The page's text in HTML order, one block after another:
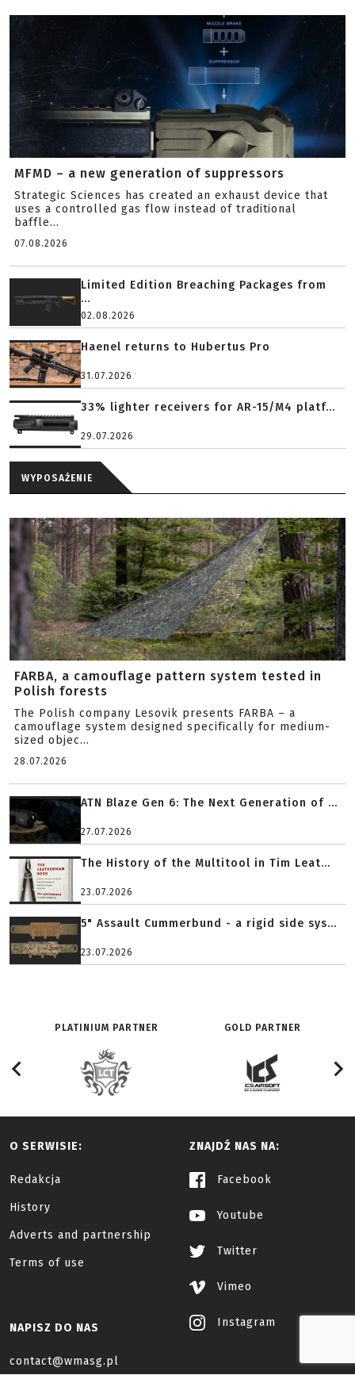
MFMD – a new generation of suppressors
Strategic Sciences has created an exhaust device that
uses a controlled gas flow instead of traditional
baffle...
07.08.2026
Limited Edition Breaching Packages from
...
02.08.2026
Haenel returns to Hubertus Pro
31.07.2026
33% lighter receivers for AR-15/M4 platf...
29.07.2026
WYPOSAŻENIE
FARBA, a camouflage pattern system tested in
Polish forests
The Polish company Lesovik presents FARBA – a
camouflage system designed specifically for medium-
sized objec...
28.07.2026
ATN Blaze Gen 6: The Next Generation of ...
27.07.2026
The History of the Multitool in Tim Leat...
23.07.2026
5" Assault Cummerbund - a rigid side sys...
23.07.2026
PLATINIUM PARTNER GOLD PARTNER
O SERWISIE:
Redakcja
History
Adverts and partnership
Terms of use
ZNAJDŹ NAS NA:
Facebook
Youtube
Twitter
Vimeo
Instagram
NAPISZ DO NAS
contact@wmasg.pl